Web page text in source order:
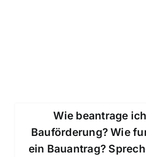
Wie beantrage
Bauförderung? Wie
ein Bauantrag?